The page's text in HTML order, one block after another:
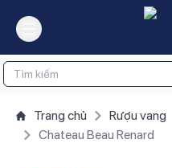
Trang chủ Rượu vang
Chateau Beau Renard